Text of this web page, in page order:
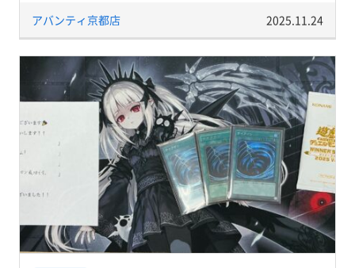
アバンティ京都店 2025.11.24